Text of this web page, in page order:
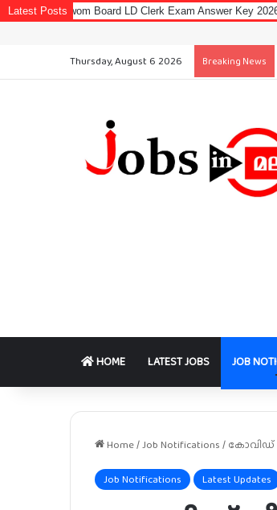
Latest Posts
Board LD Clerk Exam Answer Key 2026 Drugs
Thursday, August 6 2026
Breaking News
HOME LATEST JOBS JOB
Home/Job Notifications / കോവിഡ്
Job Notifications Latest Updates